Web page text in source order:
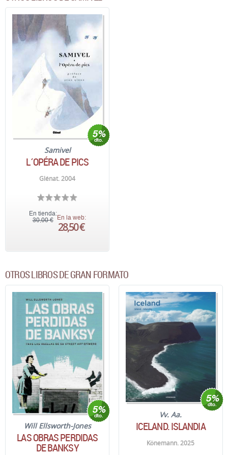
Samivel
L´OPÉRA DE PICS
Glénat. 2004
En tienda:
30,00 € En la web:
28,50 €
OTROS LIBROS DE GRAN FORMATO
Will Ellsworth-Jones
LAS OBRAS PERDIDAS
DE BANKSY
Vv. Aa.
ICELAND. ISLANDIA
Könemann. 2025